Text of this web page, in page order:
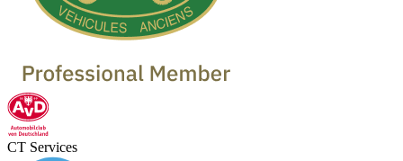
CT Services